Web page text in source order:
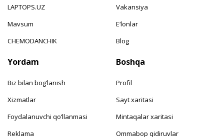
LAPTOPS.UZ
Mavsum
CHEMODANCHIK
Vakansiya
E‘lonlar
Blog
Yordam
Biz bilan bog‘lanish
Xizmatlar
Foydalanuvchi qo‘llanmasi
Reklama
Boshqa
Profil
Sayt xaritasi
Mintaqalar xaritasi
Ommabop qidiruvlar